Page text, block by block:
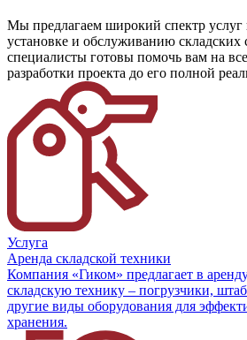
Мы предлагаем широкий спектр
установке и обслуживанию
специалисты готовы помочь вам на
разработки проекта до его полной
Услуга
Аренда складской техники
Компания «Гиком» предлагает в
складскую технику – погрузчики,
другие виды оборудования для
хранения.